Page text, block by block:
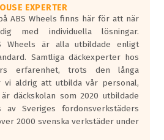
F. Där A påvisar
och F är den
ut för
där däcken
där det ligger
på
EXPERTER
ABS Wheels finns här för att när
med individuella lösningar.
Wheels är alla utbildade enligt
Samtliga däckexperter hos
erfarenhet, trots den långa
vi aldrig att utbilda vår personal,
däckskolan som 2020 utbildade
av Sveriges fordonsverkstäders
2000 svenska verkstäder under